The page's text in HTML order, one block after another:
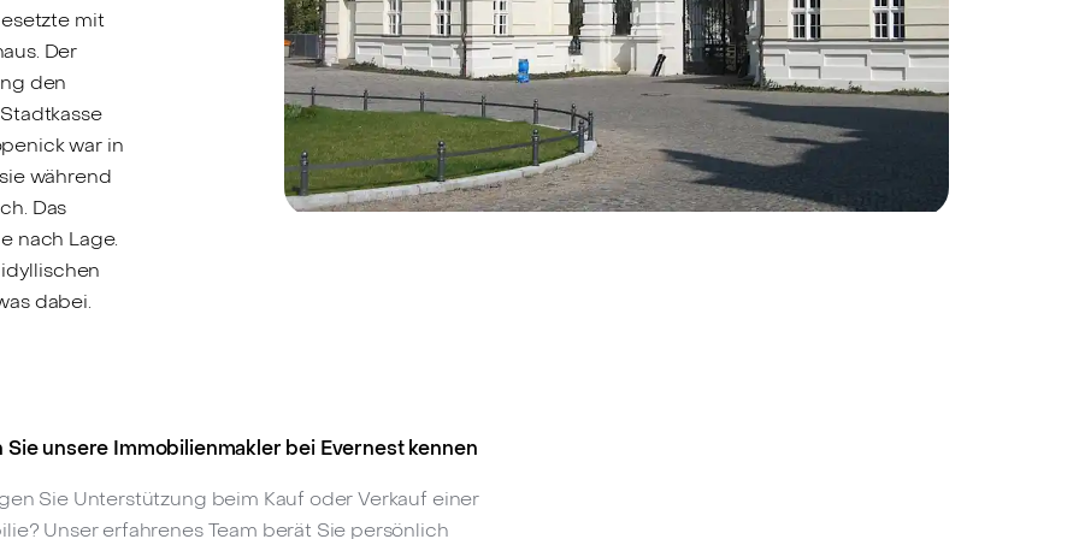
mit
Der
den
war in
während
Das
nach Lage.
dabei.
Sie unsere Immobilienmakler bei Evernest kennen
Sie Unterstützung beim Kauf oder Verkauf einer
Unser erfahrenes Team berät Sie persönlich